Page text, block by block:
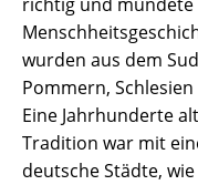
wurden aus dem
Pommern,
Eine Jahrhunderte
Tradition war mit
deutsche Städte,